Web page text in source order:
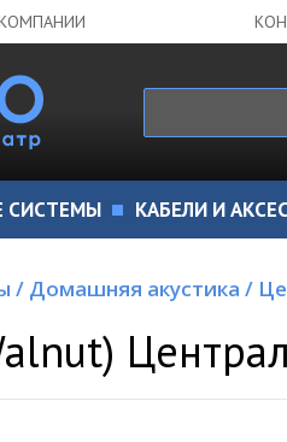
СИСТЕМЫ КАБЕЛИ И
/ Домашняя акустика /